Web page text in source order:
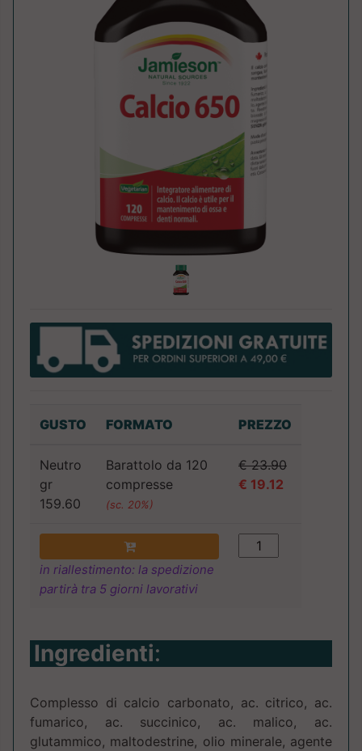
GUSTO FORMATO PREZZO
Neutro
gr
159.60
Barattolo da 120
compresse
(sc. 20%)
€ 23.90
€ 19.12
in riallestimento: la spedizione
partirà tra 5 giorni lavorativi
Ingredienti:
Complesso di calcio carbonato, ac. citrico, ac.
fumarico, ac. succinico, ac. malico, ac.
glutammico, maltodestrine, olio minerale, agente